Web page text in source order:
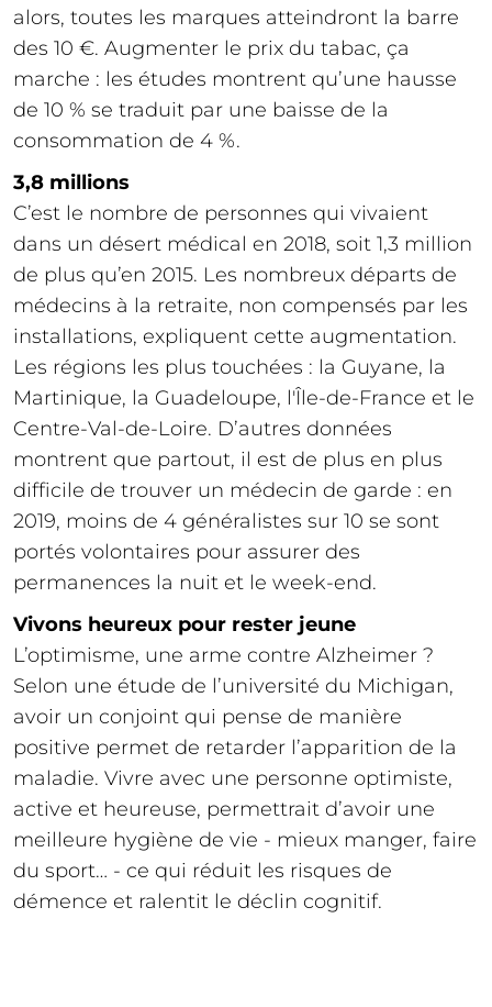
alors, toutes les marques atteindront la barre
des 10 €. Augmenter le prix du tabac, ça
marche : les études montrent qu’une hausse
de 10 % se traduit par une baisse de la
consommation de 4 %.
3,8 millions
C’est le nombre de personnes qui vivaient
dans un désert médical en 2018, soit 1,3 million
de plus qu’en 2015. Les nombreux départs de
médecins à la retraite, non compensés par les
installations, expliquent cette augmentation.
Les régions les plus touchées : la Guyane, la
Martinique, la Guadeloupe, l'Île-de-France et le
Centre-Val-de-Loire. D’autres données
montrent que partout, il est de plus en plus
difficile de trouver un médecin de garde : en
2019, moins de 4 généralistes sur 10 se sont
portés volontaires pour assurer des
permanences la nuit et le week-end.
Vivons heureux pour rester jeune
L’optimisme, une arme contre Alzheimer ?
Selon une étude de l’université du Michigan,
avoir un conjoint qui pense de manière
positive permet de retarder l’apparition de la
maladie. Vivre avec une personne optimiste,
active et heureuse, permettrait d’avoir une
meilleure hygiène de vie - mieux manger, faire
du sport… - ce qui réduit les risques de
démence et ralentit le déclin cognitif.